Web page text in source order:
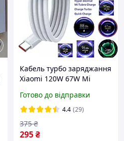
Кабель турбо заряджання
Xiaomi 120W 67W Mi
6A на 2 метра
Готово до відправки
4.4 (29)
295₴
375 ₴